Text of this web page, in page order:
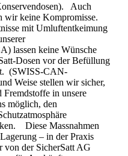
Auch
wir keine Kompromisse.
mit Umluftentkeimung
lassen keine Wünsche
Dosen vor der Befüllung
(SWISS-CAN-
Weise stellen wir sicher,
Fremdstoffe in unsere
möglich, den
Diese Massnahmen
– in der Praxis
der SicherSatt AG